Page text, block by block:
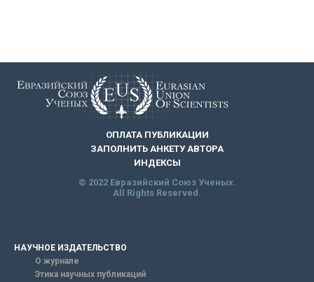
ОПЛАТА ПУБЛИКАЦИИ
ЗАПОЛНИТЬ АНКЕТУ АВТОРА
ИНДЕКСЫ
© 2022 Евразийский Союз Ученых.
All Rights Reserved.
НАУЧНОЕ ИЗДАТЕЛЬСТВО
О журнале
Этика научных публикаций